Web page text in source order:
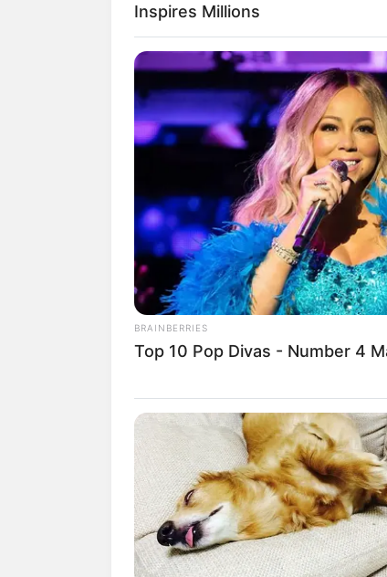
Tanggal Lahir:
23 Maret
Tempat Lahir:
Philadelphia,
Amerika
SHARE TWEET SHARE
Victoria Pedretti debut sebagai
Hill Houseyang rilis pada 2018.
Perannya sebagai Eleanor Crain
penghargaan MTV Awards dan
Namun, setelah melihat kualitas
memberinya peran sebagai Love
kembali muncul di season 3 pada
Tahun 2020, ia muncul dalam
sebagai Evelyn Porter.
Selain serial, ia juga aktif tampil
Inspires Millions
BRAINBERRIES
Top 10 Pop Divas - Number 4